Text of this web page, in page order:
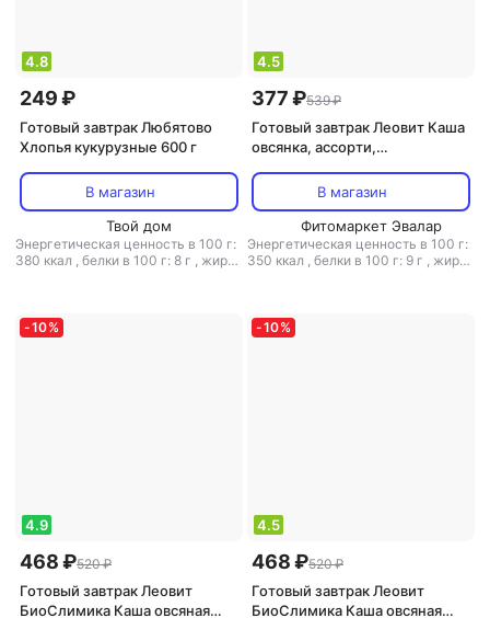
4.8
249 ₽
Готовый завтрак Любятово
Хлопья кукурузные 600 г
В магазин
Твой дом
Энергетическая ценность в 100 г:
380 ккал , белки в 100 г: 8 г , жиры
4.5
377 ₽539 ₽
Готовый завтрак Леовит Каша
овсянка, ассорти,
В магазин
Фитомаркет Эвалар
Энергетическая ценность в 100 г:
350 ккал , белки в 100 г: 9 г , жиры
-10%
4.9
468 ₽520 ₽
Готовый завтрак Леовит
БиоСлимика Каша овсяная
-10%
4.5
468 ₽520 ₽
Готовый завтрак Леовит
БиоСлимика Каша овсяная